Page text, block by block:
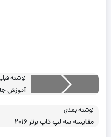
نوشته
آموزش
نوشته بعدی
مقایسه سه لپ تاپ برتر ۲۰۱۶